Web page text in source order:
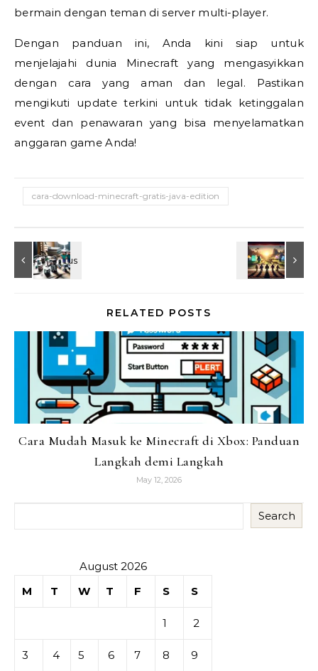
bermain dengan teman di server multi-player.
Dengan panduan ini, Anda kini siap untuk
menjelajahi dunia Minecraft yang mengasyikkan
dengan cara yang aman dan legal. Pastikan
mengikuti update terkini untuk tidak ketinggalan
event dan penawaran yang bisa menyelamatkan
anggaran game Anda!
cara-download-minecraft-gratis-java-edition
RELATED POSTS
Cara Mudah Masuk ke Minecraft di Xbox: Panduan
Langkah demi Langkah
May 12, 2026
Search
August 2026
M
T W T F S S
1 2
3 4 5 6 7 8 9